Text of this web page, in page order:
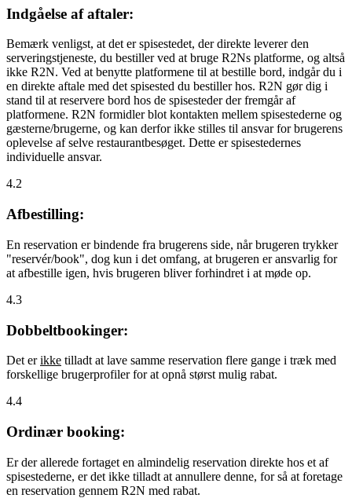
Indgåelse af aftaler:
Bemærk venligst, at det er spisestedet, der direkte leverer den
serveringstjeneste, du bestiller ved at bruge R2Ns platforme, og altså
ikke R2N. Ved at benytte platformene til at bestille bord, indgår du i
en direkte aftale med det spisested du bestiller hos. R2N gør dig i
stand til at reservere bord hos de spisesteder der fremgår af
platformene. R2N formidler blot kontakten mellem spisestederne og
gæsterne/brugerne, og kan derfor ikke stilles til ansvar for brugerens
oplevelse af selve restaurantbesøget. Dette er spisestedernes
individuelle ansvar.
4.2
Afbestilling:
En reservation er bindende fra brugerens side, når brugeren trykker
"reservér/book", dog kun i det omfang, at brugeren er ansvarlig for
at afbestille igen, hvis brugeren bliver forhindret i at møde op.
4.3
Dobbeltbookinger:
Det erikke tilladt at lave samme reservation flere gange i træk med
forskellige brugerprofiler for at opnå størst mulig rabat.
4.4
Ordinær booking:
Er der allerede fortaget en almindelig reservation direkte hos et af
spisestederne, er det ikke tilladt at annullere denne, for så at foretage
en reservation gennem R2N med rabat.